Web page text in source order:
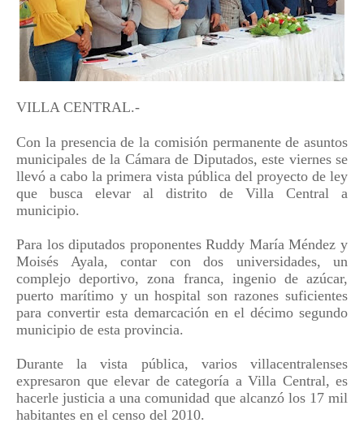
VILLA CENTRAL.-
Con la presencia de la comisión permanente de asuntos
municipales de la Cámara de Diputados, este viernes se
llevó a cabo la primera vista pública del proyecto de ley
que busca elevar al distrito de Villa Central a
municipio.
Para los diputados proponentes Ruddy María Méndez y
Moisés Ayala, contar con dos universidades, un
complejo deportivo, zona franca, ingenio de azúcar,
puerto marítimo y un hospital son razones suficientes
para convertir esta demarcación en el décimo segundo
municipio de esta provincia.
Durante la vista pública, varios villacentralenses
expresaron que elevar de categoría a Villa Central, es
hacerle justicia a una comunidad que alcanzó los 17 mil
habitantes en el censo del 2010.